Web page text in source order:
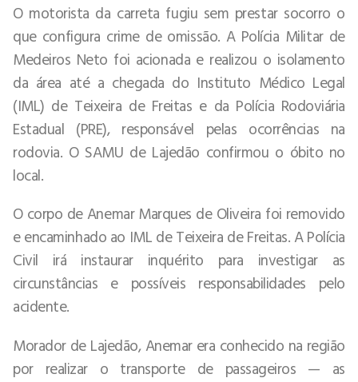
O motorista da carreta fugiu sem prestar socorro o
que configura crime de omissão. A Polícia Militar de
Medeiros Neto foi acionada e realizou o isolamento
da área até a chegada do Instituto Médico Legal
(IML) de Teixeira de Freitas e da Polícia Rodoviária
Estadual (PRE), responsável pelas ocorrências na
rodovia. O SAMU de Lajedão confirmou o óbito no
local.
O corpo de Anemar Marques de Oliveira foi removido
e encaminhado ao IML de Teixeira de Freitas. A Polícia
Civil irá instaurar inquérito para investigar as
circunstâncias e possíveis responsabilidades pelo
acidente.
Morador de Lajedão, Anemar era conhecido na região
por realizar o transporte de passageiros — as